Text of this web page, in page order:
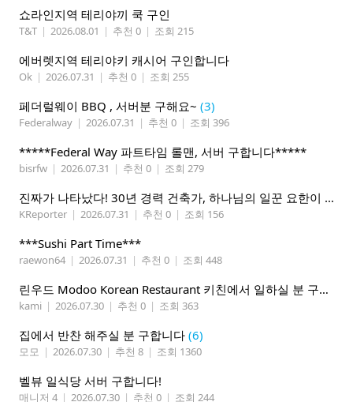
쇼라인지역 테리야끼 쿡 구인
T&T | 2026.08.01 | 추천 0 | 조회 215
에버렛지역 테리야키 캐시어 구인합니다
Ok | 2026.07.31 | 추천 0 | 조회 255
페더럴웨이 BBQ , 서버분 구해요~ (3)
Federalway | 2026.07.31 | 추천 0 | 조회 396
*****Federal Way 파트타임 롤맨, 서버 구합니다*****
bisrfw | 2026.07.31 | 추천 0 | 조회 279
진짜가 나타났다! 30년 경력 건축가, 하나님의 일꾼 요한이 책임 시공합니다.
KReporter | 2026.07.31 | 추천 0 | 조회 156
***Sushi Part Time***
raewon64 | 2026.07.31 | 추천 0 | 조회 448
린우드 Modoo Korean Restaurant 키친에서 일하실 분 구합니다
kami | 2026.07.30 | 추천 0 | 조회 363
집에서 반찬 해주실 분 구합니다 (6)
모모 | 2026.07.30 | 추천 8 | 조회 1360
벨뷰 일식당 서버 구합니다!
매니저 4 | 2026.07.30 | 추천 0 | 조회 244